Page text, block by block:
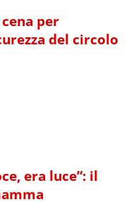
per
del circolo
era luce”: il